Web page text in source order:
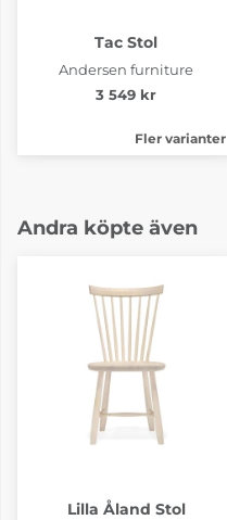
Tac Stol
Andersen furniture
3 549 kr
Fler varianter
Andra köpte även
Lilla Åland Stol